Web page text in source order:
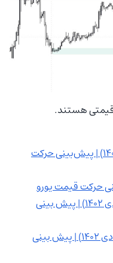
بررسی چارت EURUSD (۲۷ آذر ۱۴۰۲) | پیش‌بینی حرکت
تحلیل تکنیکال دلار استرالیا (۷ دی ۱۴۰۲) | پیش بینی
تحلیل تکنیکال دلار استرالیا (۱۳ دی ۱۴۰۲) | پیش بینی